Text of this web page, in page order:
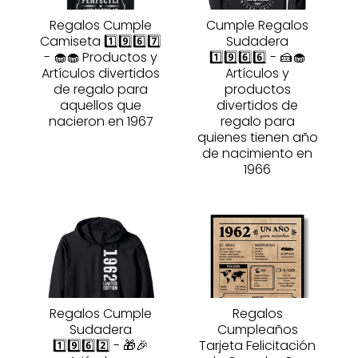
Regalos Cumple
Camiseta 1️⃣9️⃣6️⃣7️⃣
- 🧁🧁 Productos y
Artículos divertidos
de regalo para
aquellos que
nacieron en 1967
Cumple Regalos
Sudadera
1️⃣9️⃣6️⃣6️⃣ - 🍰🧁
Artículos y
productos
divertidos de
regalo para
quienes tienen año
de nacimiento en
1966
Regalos Cumple
Sudadera
1️⃣9️⃣6️⃣2️⃣ - 🎁🎉
Regalos
Cumpleaños
Tarjeta Felicitación